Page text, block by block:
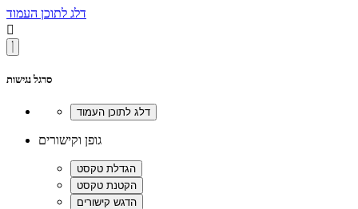
דלג לתוכן העמוד

סרגל נגישות
גופן וקישורים